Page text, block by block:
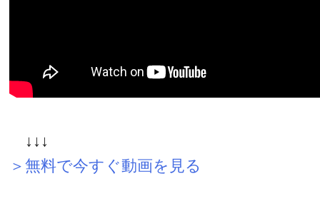
↓↓↓
＞無料で今すぐ動画を見る